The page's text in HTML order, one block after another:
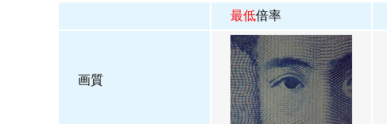
最低倍率
画質